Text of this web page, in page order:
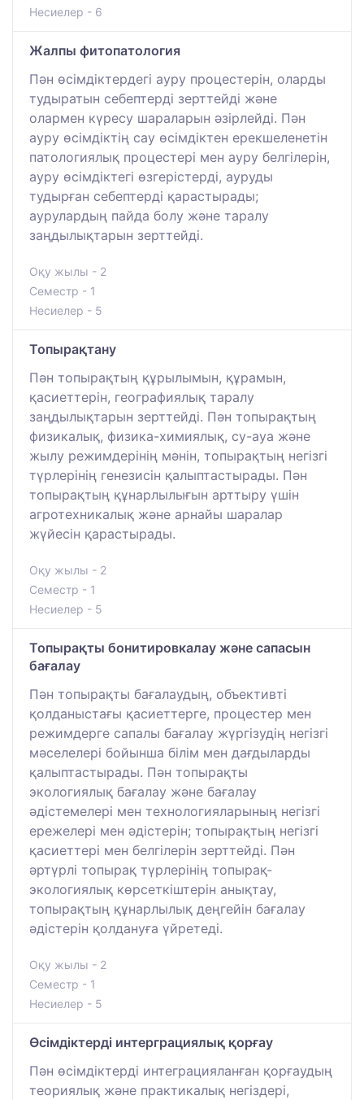
Несиелер - 6
Жалпы фитопатология
Пән өсімдіктердегі ауру процестерін, оларды
тудыратын себептерді зерттейді және
олармен күресу шараларын әзірлейді. Пән
ауру өсімдіктің сау өсімдіктен ерекшеленетін
патологиялық процестері мен ауру белгілерін,
ауру өсімдіктегі өзгерістерді, ауруды
тудырған себептерді қарастырады;
аурулардың пайда болу және таралу
заңдылықтарын зерттейді.
Оқу жылы - 2
Семестр - 1
Несиелер - 5
Топырақтану
Пән топырақтың құрылымын, құрамын,
қасиеттерін, географиялық таралу
заңдылықтарын зерттейді. Пән топырақтың
физикалық, физика-химиялық, су-ауа және
жылу режимдерінің мәнін, топырақтың негізгі
түрлерінің генезисін қалыптастырады. Пән
топырақтың құнарлылығын арттыру үшін
агротехникалық және арнайы шаралар
жүйесін қарастырады.
Оқу жылы - 2
Семестр - 1
Несиелер - 5
Топырақты бонитировкалау және сапасын
бағалау
Пән топырақты бағалаудың, объективті
қолданыстағы қасиеттерге, процестер мен
режимдерге сапалы бағалау жүргізудің негізгі
мәселелері бойынша білім мен дағдыларды
қалыптастырады. Пән топырақты
экологиялық бағалау және бағалау
әдістемелері мен технологияларының негізгі
ережелері мен әдістерін; топырақтың негізгі
қасиеттері мен белгілерін зерттейді. Пән
әртүрлі топырақ түрлерінің топырақ-
экологиялық көрсеткіштерін анықтау,
топырақтың құнарлылық деңгейін бағалау
әдістерін қолдануға үйретеді.
Оқу жылы - 2
Семестр - 1
Несиелер - 5
Өсімдіктерді интерграциялық қорғау
Пән өсімдіктерді интеграцияланған қорғаудың
теориялық және практикалық негіздері,